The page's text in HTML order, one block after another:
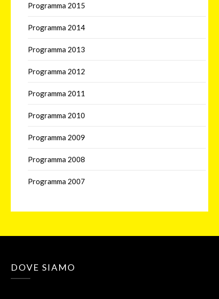
Programma 2015
Programma 2014
Programma 2013
Programma 2012
Programma 2011
Programma 2010
Programma 2009
Programma 2008
Programma 2007
DOVE SIAMO